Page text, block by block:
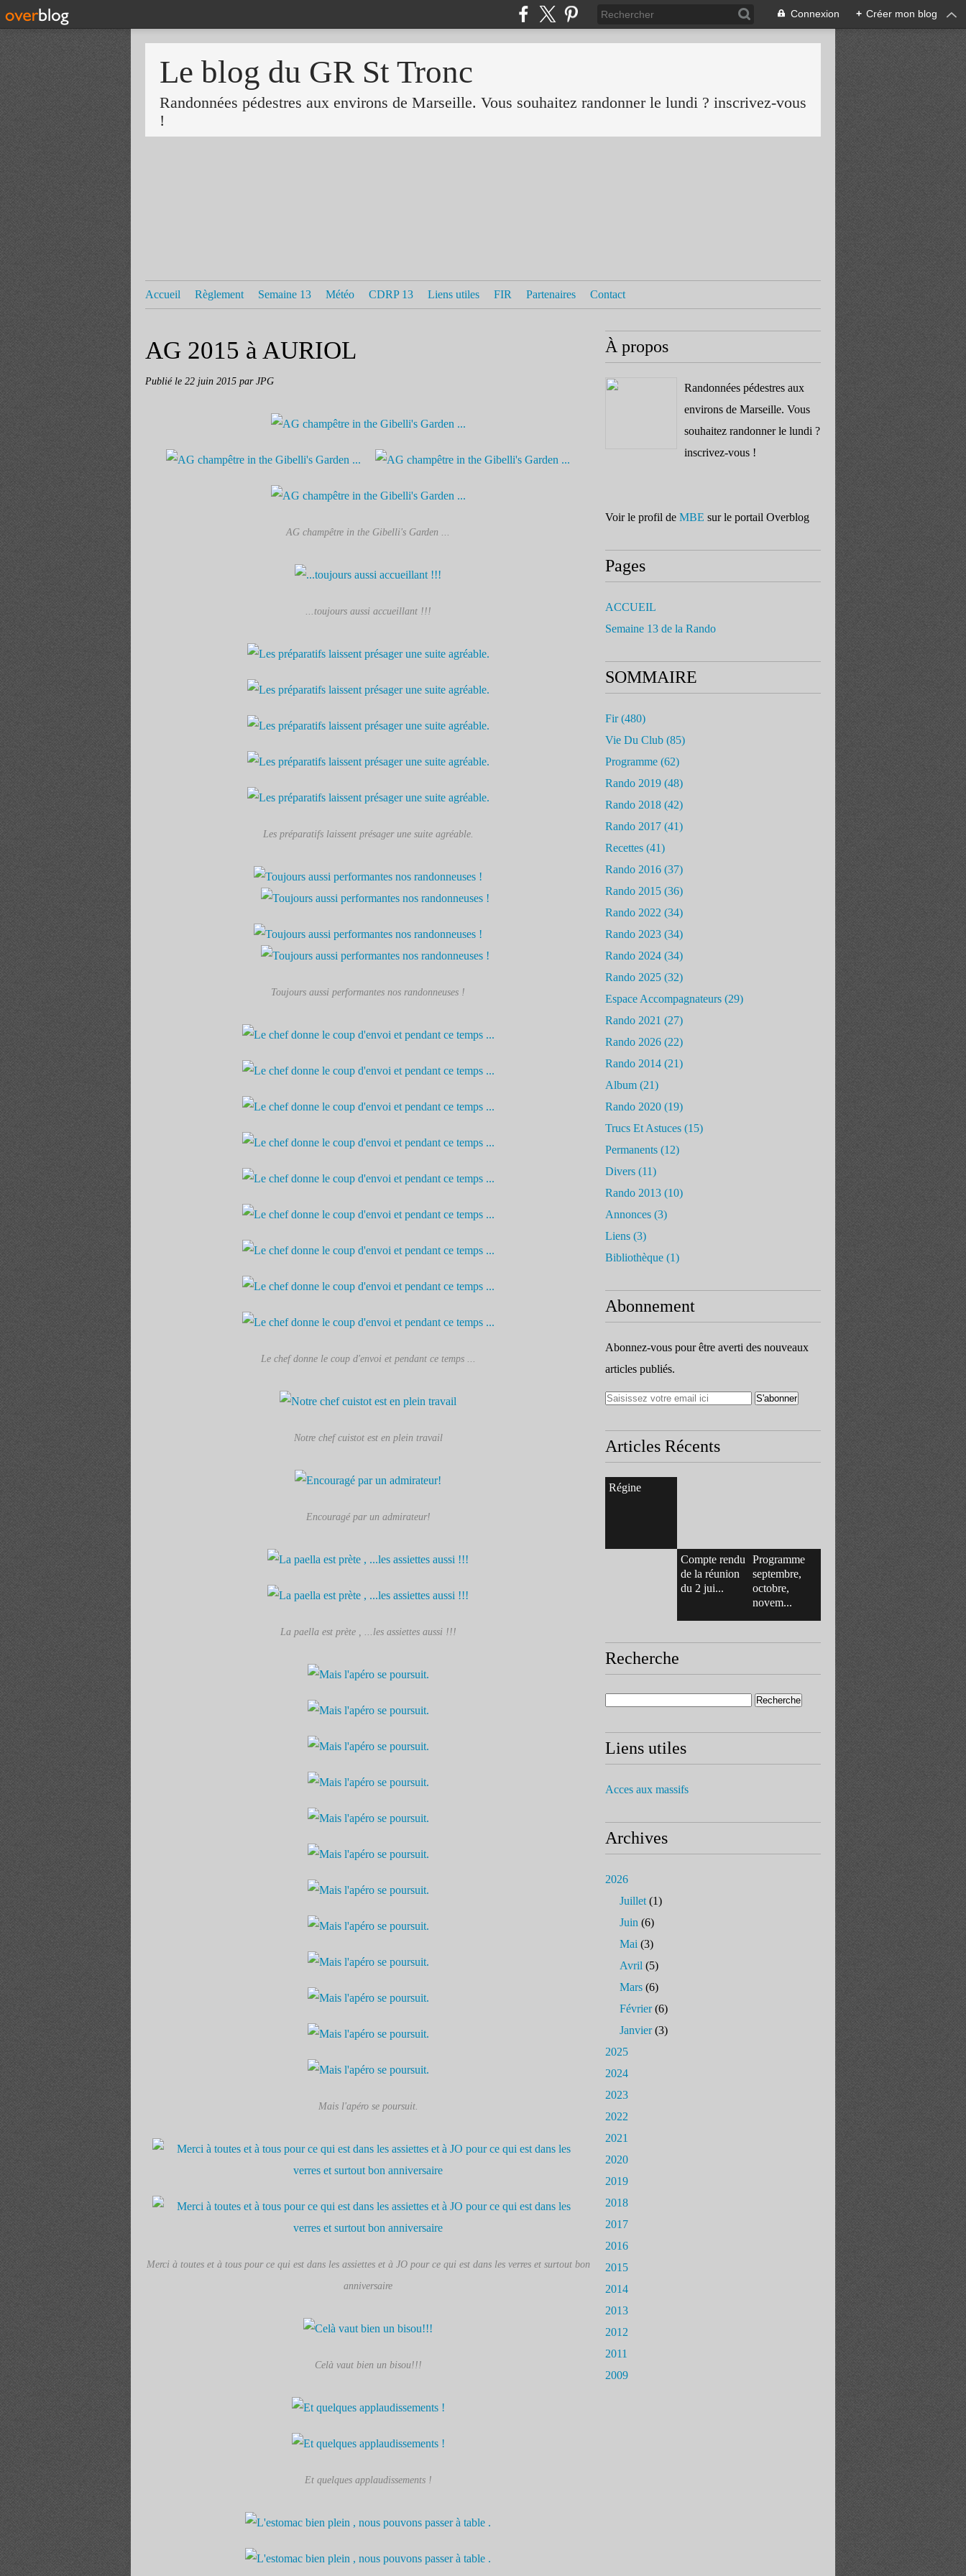
Connexion + Créer mon blog
Le blog du GR St Tronc
Randonnées pédestres aux environs de Marseille. Vous souhaitez randonner le lundi ? inscrivez-vous
!
Accueil Règlement Semaine 13 Météo CDRP 13 Liens utiles FIR Partenaires Contact
AG 2015 à AURIOL
Publié le 22 juin 2015 par JPG
AG champêtre in the Gibelli's Garden ...
...toujours aussi accueillant !!!
Les préparatifs laissent présager une suite agréable.
Toujours aussi performantes nos randonneuses !
Le chef donne le coup d'envoi et pendant ce temps ...
Notre chef cuistot est en plein travail
Encouragé par un admirateur!
La paella est prète , ...les assiettes aussi !!!
Mais l'apéro se poursuit.
Merci à toutes et à tous pour ce qui est dans les assiettes et à JO pour ce qui est dans les verres et surtout bon
anniversaire
Celà vaut bien un bisou!!!
Et quelques applaudissements !
À propos
Randonnées pédestres aux
environs de Marseille. Vous
souhaitez randonner le lundi ?
inscrivez-vous !
Voir le profil de MBE sur le portail Overblog
Pages
ACCUEIL
Semaine 13 de la Rando
SOMMAIRE
Fir(480)
Vie Du Club (85)
Programme (62)
Rando 2019 (48)
Rando 2018 (42)
Rando 2017 (41)
Recettes (41)
Rando 2016 (37)
Rando 2015 (36)
Rando 2022 (34)
Rando 2023 (34)
Rando 2024 (34)
Rando 2025 (32)
Espace Accompagnateurs (29)
Rando 2021 (27)
Rando 2026 (22)
Rando 2014 (21)
Album (21)
Rando 2020 (19)
Trucs Et Astuces (15)
Permanents (12)
Divers (11)
Rando 2013 (10)
Annonces (3)
Liens (3)
Bibliothèque (1)
Abonnement
Abonnez-vous pour être averti des nouveaux
articles publiés.
Articles Récents
Régine
Compte rendu
de la réunion
du 2 jui...
Programme
septembre,
octobre,
novem...
Recherche
Liens utiles
Acces aux massifs
Archives
2026
Juillet (1)
Juin (6)
Mai (3)
Avril (5)
Mars (6)
Février(6)
Janvier(3)
2025
2024
2023
2022
2021
2020
2019
2018
2017
2016
2015
2014
2013
2012
2011
2009